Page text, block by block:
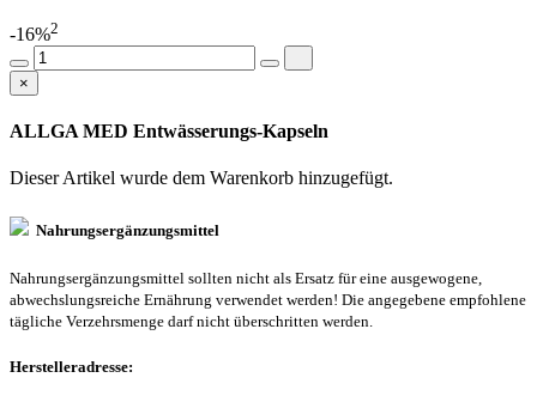
-16%2
×
ALLGA MED Entwässerungs-Kapseln
Dieser Artikel wurde dem Warenkorb hinzugefügt.
Nahrungsergänzungsmittel
Nahrungsergänzungsmittel sollten nicht als Ersatz für eine ausgewogene,
abwechslungsreiche Ernährung verwendet werden! Die angegebene empfohlene
tägliche Verzehrsmenge darf nicht überschritten werden.
Herstelleradresse: